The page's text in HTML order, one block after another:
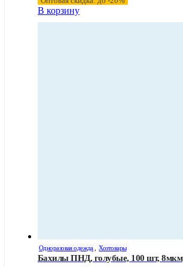
В корзину
Одноразовая одежда, Хозтовары
Бахилы ПНД, голубые, 100 шт, 8мкм